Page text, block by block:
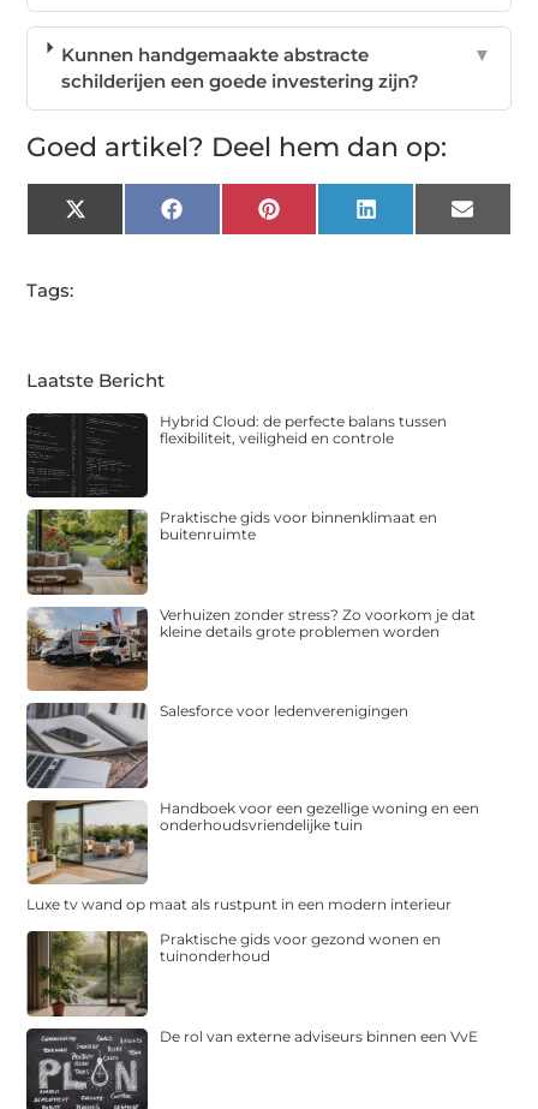
Kunnen handgemaakte abstracte
schilderijen een goede investering zijn?
▼
Goed artikel? Deel hem dan op:
X
(Twitter)
FacebookPinterest LinkedIn Email
Tags:
Laatste Bericht
Hybrid Cloud: de perfecte balans tussen
flexibiliteit, veiligheid en controle
Praktische gids voor binnenklimaat en
buitenruimte
Verhuizen zonder stress? Zo voorkom je dat
kleine details grote problemen worden
Salesforce voor ledenverenigingen
Handboek voor een gezellige woning en een
onderhoudsvriendelijke tuin
Luxe tv wand op maat als rustpunt in een modern interieur
Praktische gids voor gezond wonen en
tuinonderhoud
De rol van externe adviseurs binnen een VvE